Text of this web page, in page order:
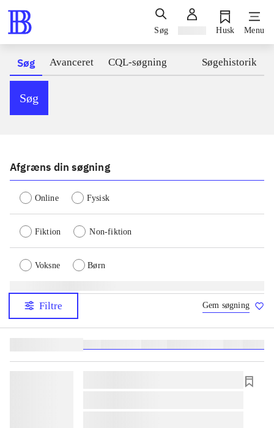
Søg Husk Menu
Søg Avanceret CQL-søgning Søgehistorik
Søg
Afgræns din søgning
Online Fysisk
Fiktion Non-fiktion
Voksne Børn
Filtre Gem søgning
lorem ipsum dolor sit amet ...